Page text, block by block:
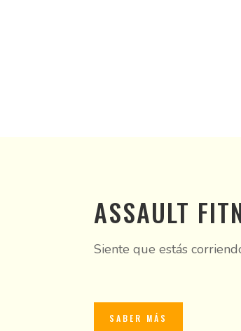
ASSAULT
Siente que estás
SABER MÁS